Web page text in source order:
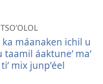
máanaken ichil u
taamil áaktuneʼ maʼ
mix junpʼéel